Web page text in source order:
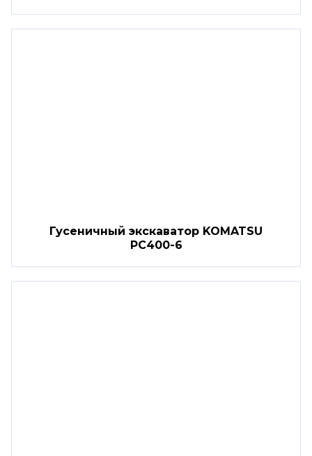
Гусеничный экскаватор KOMATSU
PC400-6